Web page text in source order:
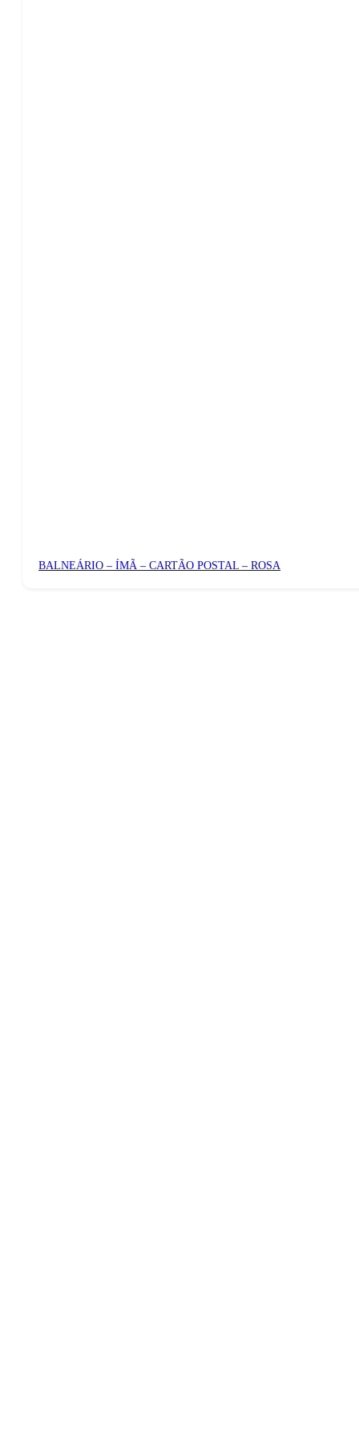
BALNEÁRIO – ÍMÃ – CARTÃO POSTAL – ROSA